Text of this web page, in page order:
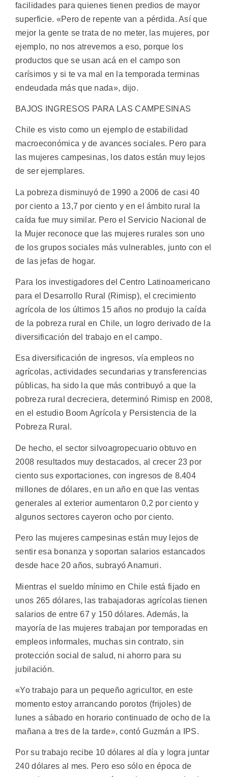
facilidades para quienes tienen predios de mayor
superficie. «Pero de repente van a pérdida. Así que
mejor la gente se trata de no meter, las mujeres, por
ejemplo, no nos atrevemos a eso, porque los
productos que se usan acá en el campo son
carísimos y si te va mal en la temporada terminas
endeudada más que nada», dijo.
BAJOS INGRESOS PARA LAS CAMPESINAS
Chile es visto como un ejemplo de estabilidad
macroeconómica y de avances sociales. Pero para
las mujeres campesinas, los datos están muy lejos
de ser ejemplares.
La pobreza disminuyó de 1990 a 2006 de casi 40
por ciento a 13,7 por ciento y en el ámbito rural la
caída fue muy similar. Pero el Servicio Nacional de
la Mujer reconoce que las mujeres rurales son uno
de los grupos sociales más vulnerables, junto con el
de las jefas de hogar.
Para los investigadores del Centro Latinoamericano
para el Desarrollo Rural (Rimisp), el crecimiento
agrícola de los últimos 15 años no produjo la caída
de la pobreza rural en Chile, un logro derivado de la
diversificación del trabajo en el campo.
Esa diversificación de ingresos, vía empleos no
agrícolas, actividades secundarias y transferencias
públicas, ha sido la que más contribuyó a que la
pobreza rural decreciera, determinó Rimisp en 2008,
en el estudio Boom Agrícola y Persistencia de la
Pobreza Rural.
De hecho, el sector silvoagropecuario obtuvo en
2008 resultados muy destacados, al crecer 23 por
ciento sus exportaciones, con ingresos de 8.404
millones de dólares, en un año en que las ventas
generales al exterior aumentaron 0,2 por ciento y
algunos sectores cayeron ocho por ciento.
Pero las mujeres campesinas están muy lejos de
sentir esa bonanza y soportan salarios estancados
desde hace 20 años, subrayó Anamuri.
Mientras el sueldo mínimo en Chile está fijado en
unos 265 dólares, las trabajadoras agrícolas tienen
salarios de entre 67 y 150 dólares. Además, la
mayoría de las mujeres trabajan por temporadas en
empleos informales, muchas sin contrato, sin
protección social de salud, ni ahorro para su
jubilación.
«Yo trabajo para un pequeño agricultor, en este
momento estoy arrancando porotos (frijoles) de
lunes a sábado en horario continuado de ocho de la
mañana a tres de la tarde», contó Guzmán a IPS.
Por su trabajo recibe 10 dólares al día y logra juntar
240 dólares al mes. Pero eso sólo en época de